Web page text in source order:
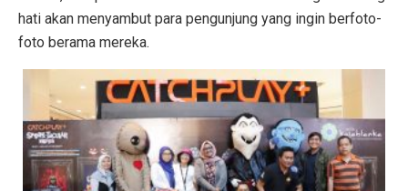
hati akan menyambut para pengunjung yang ingin berfoto-
foto berama mereka.